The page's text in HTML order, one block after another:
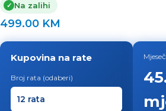
✓ Na zalihi
499.00 KM
Kupovina na rate
Broj rata (odaberi)